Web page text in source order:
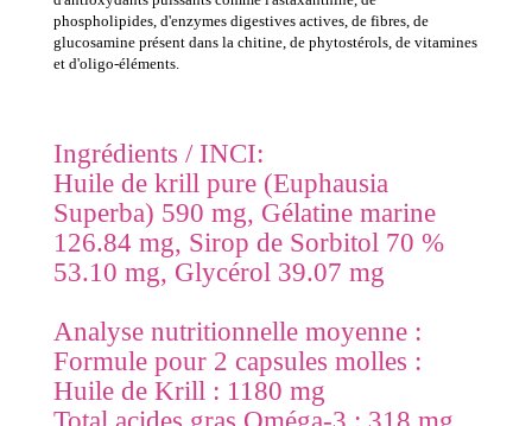
phospholipides, d'enzymes digestives actives, de fibres, de
glucosamine présent dans la chitine, de phytostérols, de vitamines
et d'oligo-éléments.
Ingrédients / INCI:
Huile de krill pure (Euphausia
Superba) 590 mg, Gélatine marine
126.84 mg, Sirop de Sorbitol 70 %
53.10 mg, Glycérol 39.07 mg
Analyse nutritionnelle moyenne :
Formule pour 2 capsules molles :
Huile de Krill : 1180 mg